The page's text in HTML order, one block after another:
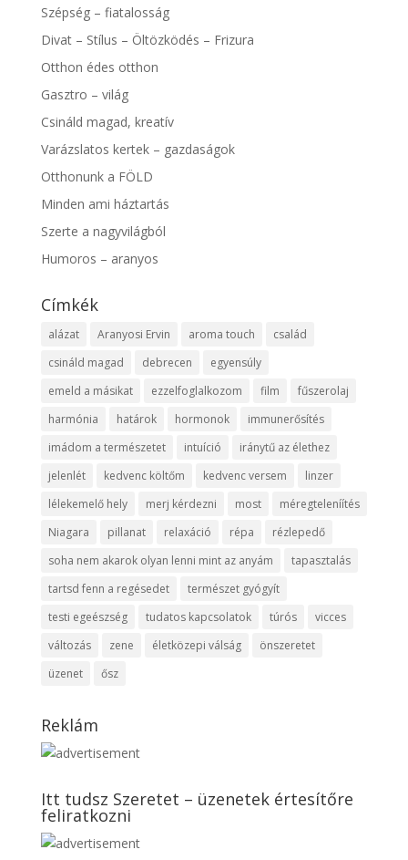
Szépség – fiatalosság
Divat – Stílus – Öltözködés – Frizura
Otthon édes otthon
Gasztro – világ
Csináld magad, kreatív
Varázslatos kertek – gazdaságok
Otthonunk a FÖLD
Minden ami háztartás
Szerte a nagyvilágból
Humoros – aranyos
Címkék
alázat Aranyosi Ervin aroma touch
család
csináld magad
debrecen
egyensúly
emeld a másikat
ezzelfoglalkozom film
fűszerolaj
harmónia
határok hormonok
immunerősítés
imádom a természetet
intuíció
iránytű az élethez
jelenlét
kedvenc költőm kedvenc versem
linzer
lélekemelő hely
merj kérdezni most
méregteleníítés
Niagara
pillanat relaxáció répa
rézlepedő
soha nem akarok olyan lenni mint az anyám
tapasztalás
tartsd fenn a regésedet
természet gyógyít
testi egeészség
tudatos kapcsolatok túrós
vicces
változás
zene életközepi válság
önszeretet
üzenet
ősz
Reklám
Itt tudsz Szeretet – üzenetek értesítőre
feliratkozni